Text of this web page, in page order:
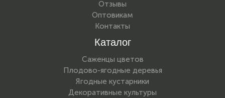
Отзывы
Оптовикам
Контакты
Каталог
Саженцы цветов
Плодово-ягодные деревья
Ягодные кустарники
Декоративные культуры